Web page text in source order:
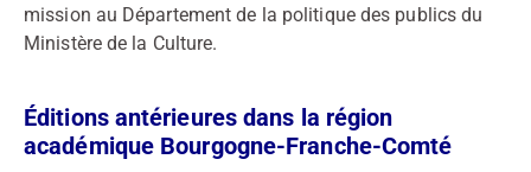
mission au Département de la politique des publics du
Ministère de la Culture.
Éditions antérieuresdans la région
académique Bourgogne-Franche-Comté